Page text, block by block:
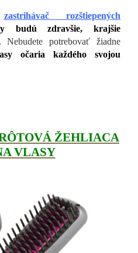
zastrihávač rozštiepených
budú zdravšie, krajšie
Nebudete potrebovať žiadne
očaria každého svojou
ŽEHLIACA
VLASY